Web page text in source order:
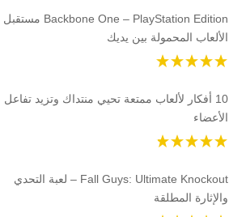
Backbone One – PlayStation Edition مستقبل
الألعاب المحمولة بين يديك
10 أفكار لألعاب ممتعة تحيي منتداك وتزيد تفاعل
الأعضاء
Fall Guys: Ultimate Knockout – لعبة التحدي
والإثارة المطلقة